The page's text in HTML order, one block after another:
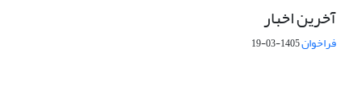
آخرین اخبار
فراخوان1405-03-19